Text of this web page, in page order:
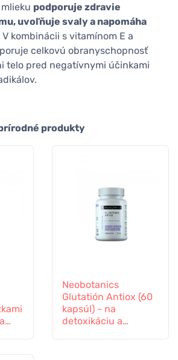
podporuje zdravie
uvoľňuje svaly a napomáha
V kombinácii s vitamínom E a
celkovú obranyschopnosť
telo pred negatívnymi účinkami
produkty
Neobotanics
Glutatión Antiox (60
kapsúl) - na
detoxikáciu a